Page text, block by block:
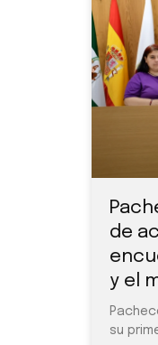
de
y el
su